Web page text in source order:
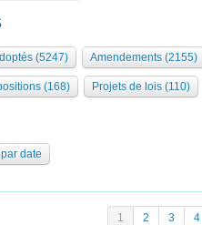
(5247) Amendements (2155)
(168) Projets de lois (110)
date
1 2 3 4